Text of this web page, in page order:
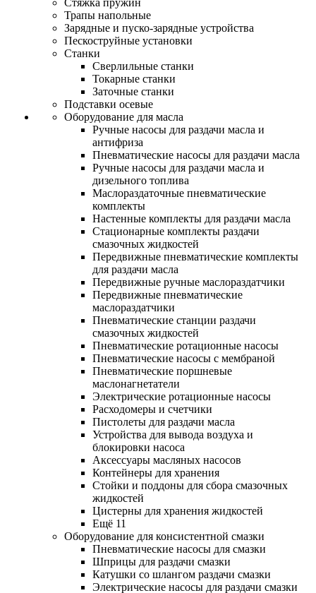
Стяжка пружин
Трапы напольные
Зарядные и пуско-зарядные устройства
Пескоструйные установки
Станки
Сверлильные станки
Токарные станки
Заточные станки
Подставки осевые
Оборудование для масла
Ручные насосы для раздачи масла и
антифриза
Пневматические насосы для раздачи масла
Ручные насосы для раздачи масла и
дизельного топлива
Маслораздаточные пневматические
комплекты
Настенные комплекты для раздачи масла
Стационарные комплекты раздачи
смазочных жидкостей
Передвижные пневматические комплекты
для раздачи масла
Передвижные ручные маслораздатчики
Передвижные пневматические
маслораздатчики
Пневматические станции раздачи
смазочных жидкостей
Пневматические ротационные насосы
Пневматические насосы с мембраной
Пневматические поршневые
маслонагнетатели
Электрические ротационные насосы
Расходомеры и счетчики
Пистолеты для раздачи масла
Устройства для вывода воздуха и
блокировки насоса
Аксессуары масляных насосов
Контейнеры для хранения
Стойки и поддоны для сбора смазочных
жидкостей
Цистерны для хранения жидкостей
Ещё 11
Оборудование для консистентной смазки
Пневматические насосы для смазки
Шприцы для раздачи смазки
Катушки со шлангом раздачи смазки
Электрические насосы для раздачи смазки